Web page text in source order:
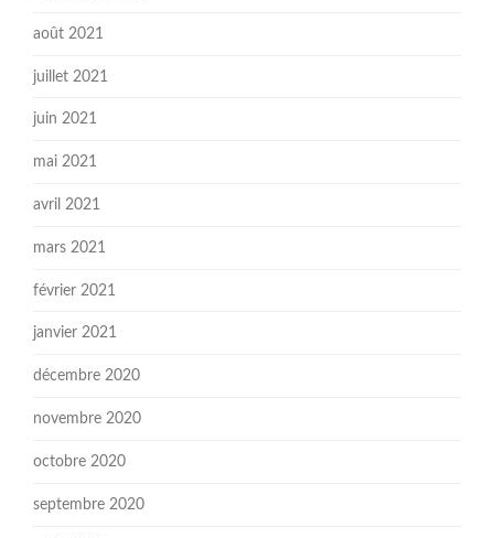
août 2021
juillet 2021
juin 2021
mai 2021
avril 2021
mars 2021
février 2021
janvier 2021
décembre 2020
novembre 2020
octobre 2020
septembre 2020